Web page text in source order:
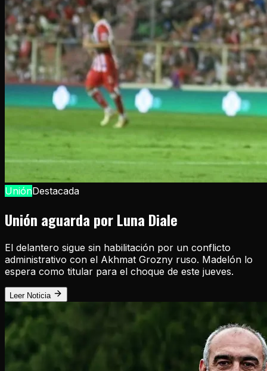
UniónDestacada
Unión aguarda por Luna Diale
El delantero sigue sin habilitación por un conflicto
administrativo con el Akhmat Grozny ruso. Madelón lo
espera como titular para el choque de este jueves.
Leer Noticia